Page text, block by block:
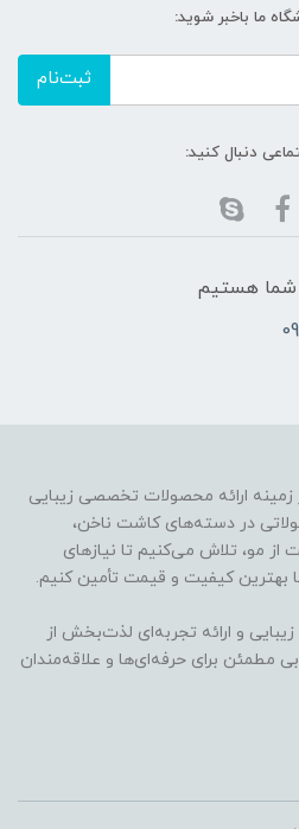
ما باخبر شوید:
ثبت‌نام
دنبال کنید:
شما هستیم
جوکار از سال ۱۳۸۲ در زمینه ارائه محصولات تخصصی زیبایی
در دسته‌های کاشت ناخن،
از مو، تلاش می‌کنیم تا نیازهای
بهترین کیفیت و قیمت تأمین کنیم.
و ارائه تجربه‌ای لذت‌بخش از
مطمئن برای حرفه‌ای‌ها و علاقه‌مندان